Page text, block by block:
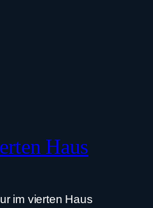
Haus
im vierten Haus